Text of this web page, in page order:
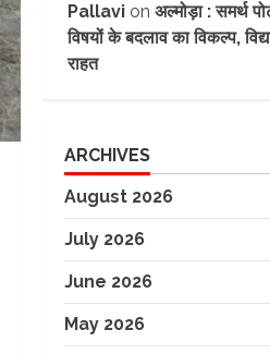
Pallavion अल्मोड़ा : समर्थ
विषयों के बदलाव का विकल्प,
राहत
ARCHIVES
August 2026
July 2026
June 2026
May 2026